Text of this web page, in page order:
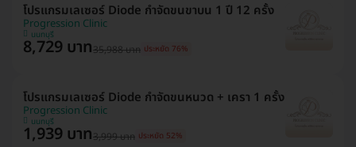
โปรแกรมเลเซอร์ Diode กำจัดขนขาบน 1 ปี 12 ครั้ง
Progression Clinic
นนทบุรี
8,729 บาท35,988 บาท ประหยัด 76%
โปรแกรมเลเซอร์ Diode กำจัดขนหนวด + เครา 1 ครั้ง
Progression Clinic
นนทบุรี
1,939 บาท3,999 บาท ประหยัด 52%